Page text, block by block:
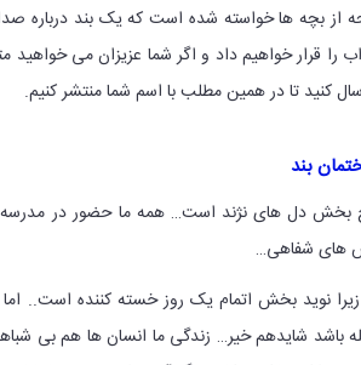
از بچه ها خواسته شده است که یک بند درباره
را قرار خواهیم داد و اگر شما عزیزان می خواهید
کنید تا در همین مطلب با اسم شما منتشر کنیم.
بند
بخش دل های نژند است… همه ما حضور در مدرسه
های شفاهی…
نوید بخش اتمام یک روز خسته کننده است.. اما
باشد شایدهم خیر… زندگی ما انسان ها هم بی